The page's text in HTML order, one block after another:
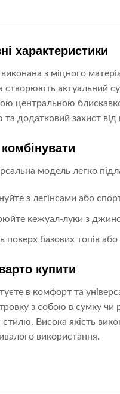
характеристики
з міцного
створюють актуальний
центральною
та додатковий захист
модель легко
з легінсами або
кежуал-луки з
поверх базових топів
купити
в комфорт та
з собою в сумку
стилю. Висока якість
використання.